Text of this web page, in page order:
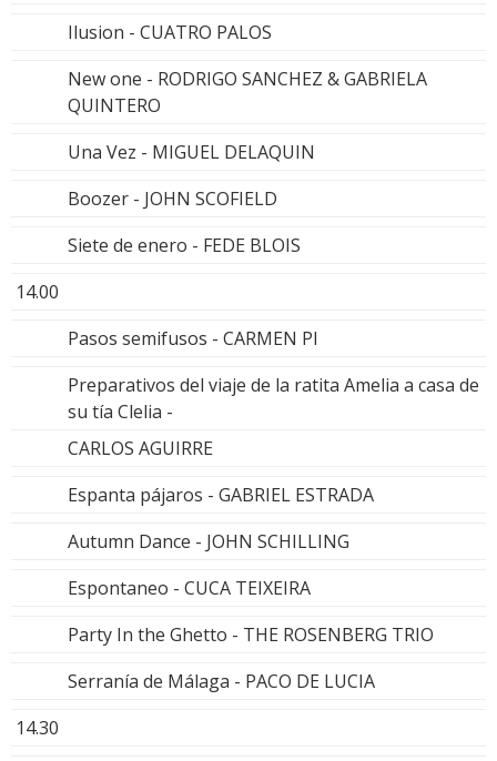
Ilusion - CUATRO PALOS
New one - RODRIGO SANCHEZ & GABRIELA
QUINTERO
Una Vez - MIGUEL DELAQUIN
Boozer - JOHN SCOFIELD
Siete de enero - FEDE BLOIS
14.00
Pasos semifusos - CARMEN PI
Preparativos del viaje de la ratita Amelia a casa de
su tía Clelia -
CARLOS AGUIRRE
Espanta pájaros - GABRIEL ESTRADA
Autumn Dance - JOHN SCHILLING
Espontaneo - CUCA TEIXEIRA
Party In the Ghetto - THE ROSENBERG TRIO
Serranía de Málaga - PACO DE LUCIA
14.30